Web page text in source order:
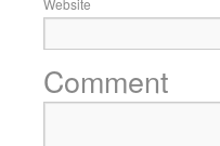
Website
Comment